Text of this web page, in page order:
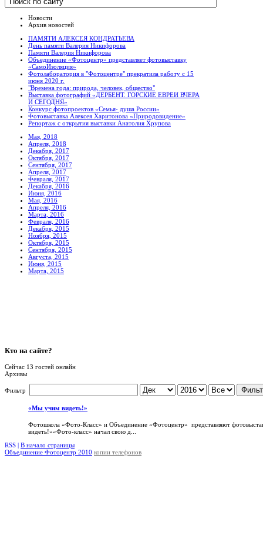
Новости
Архив новостей
ПАМЯТИ АЛЕКСЕЯ КОНДРАТЬЕВА
День памяти Валерия Никифорова
Памяти Валерия Никифорова
Объединение «Фотоцентр» представляет фотовыставку
«СамоИзоляция»
Фотолаборатория в "Фотоцентре" прекратила работу с 15
июня 2020 г.
"Времена года: природа, человек, общество"
Выставка фотографий «ДЕРБЕНТ. ГОРСКИЕ ЕВРЕИ ВЧЕРА
И СЕГОДНЯ»
Конкурс фотопроектов «Семья- душа России»
Фотовыставка Алексея Харитонова «Природовидение»
Репортаж с открытия выставки Анатолия Хрупова
Мая, 2018
Апреля, 2018
Декабря, 2017
Октября, 2017
Сентября, 2017
Апреля, 2017
Февраля, 2017
Декабря, 2016
Июня, 2016
Мая, 2016
Апреля, 2016
Марта, 2016
Февраля, 2016
Декабря, 2015
Ноября, 2015
Октября, 2015
Сентября, 2015
Августа, 2015
Июня, 2015
Марта, 2015
Кто на сайте?
Сейчас 13 гостей онлайн
Архивы
Фильтр
«Мы учим видеть!»
Фотошкола «Фото-Класс» и Объединение «Фотоцентр» представляют
видеть!»«Фото-класс» начал свою д...
RSS | В начало страницы
Объединение Фотоцентр 2010 копии телефонов